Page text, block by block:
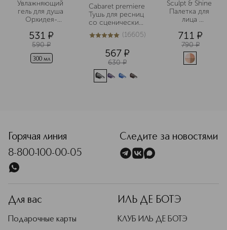
Увлажняющий
гель для душа
Орхидея-
531 ¤
590 ¤
300 мл
Cabaret premiere
Тушь для ресниц
со сценическим
эффектом
5из 516605 (16605)
567 ¤
630 ¤
Sculpt & Shine
Палетка для
лица
711 ¤
790 ¤
Горячая линия
8-800-100-00-05
Следите за новостями
Для вас
Подарочные карты
ИЛЬ ДЕ БОТЭ
КЛУБ ИЛЬ ДЕ БОТЭ